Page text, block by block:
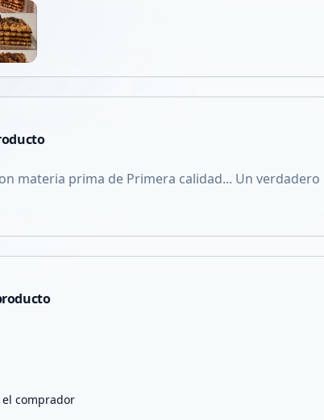
materia prima de Primera calidad... Un verdadero
el comprador